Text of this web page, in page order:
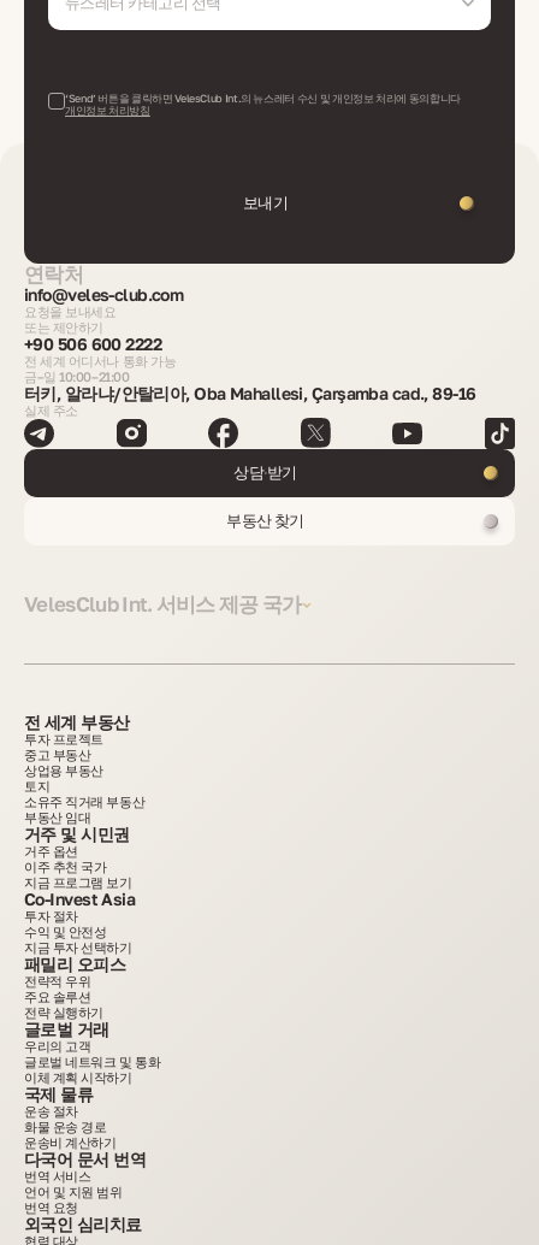
‘Send’ 버튼을 클릭하면 VelesClub Int.의 뉴스레터 수신 및 개인정보 처리에 동의합니다
개인정보 처리방침
보내기
연락처
info@veles-club.com
요청을 보내세요
또는 제안하기
+90 506 600 2222
전 세계 어디서나 통화 가능
금–일 10:00–21:00
터키, 알라냐/안탈리아, Oba Mahallesi, Çarşamba cad., 89-16
실제 주소
상담 받기
부동산 찾기
VelesClub Int. 서비스 제공 국가
전 세계 부동산
투자 프로젝트
중고 부동산
상업용 부동산
토지
소유주 직거래 부동산
부동산 임대
거주 및 시민권
거주 옵션
이주 추천 국가
지금 프로그램 보기
Co-Invest Asia
투자 절차
수익 및 안전성
지금 투자 선택하기
패밀리 오피스
전략적 우위
주요 솔루션
전략 실행하기
글로벌 거래
우리의 고객
글로벌 네트워크 및 통화
이체 계획 시작하기
국제 물류
운송 절차
화물 운송 경로
운송비 계산하기
다국어 문서 번역
번역 서비스
언어 및 지원 범위
번역 요청
외국인 심리치료
협력 대상